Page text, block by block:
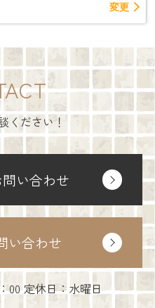
変更
ください！
い合わせ
い合わせ
00 定休日：水曜日